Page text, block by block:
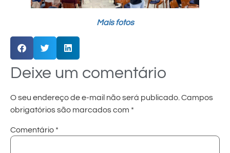
Mais fotos
Deixe um comentário
O seu endereço de e-mail não será publicado. Campos
obrigatórios são marcados com *
Comentário *